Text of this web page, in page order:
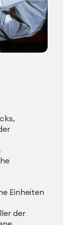
Einheiten
der